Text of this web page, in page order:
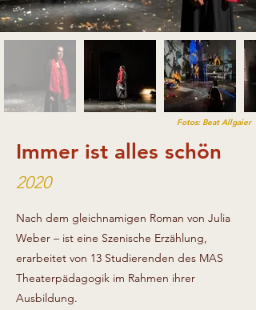
Immer ist alles schön
Nach dem gleichnamigen Roman von Julia
Weber – ist eine Szenische Erzählung,
erarbeitet von 13 Studierenden des MAS
Theaterpädagogik im Rahmen ihrer
Ausbildung.
2020
Fotos: Beat Allgaier